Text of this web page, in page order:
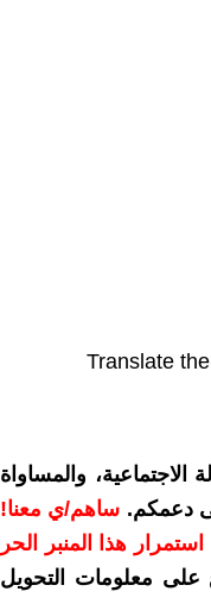
Translate
والمساواة
دعمكم. ساهم/ي معنا!
استمرار هذا المنبر الحر
على معلومات التحويل